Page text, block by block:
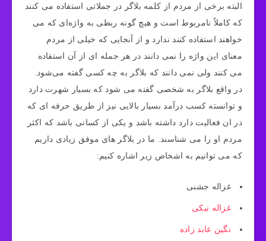
البته برخی از مردم از کلمه بلاگر در جملاتی استفاده می‌ کنند
که کاملاً نامربوط است و هیچ گونه ربطی به واژه‌ای که می‌
خواهند استفاده کنند ندارد و از آنجایی که خیلی از مردم
معنای این واژه را نمی‌ دانند در هر جمله ای از آن استفاده
می کنند ولی نمی‌ دانند که بلاگر به چه کسی گفته می‌شود.
در واقع بلاگر به شخصی گفته می شود که بسیار شهرت دارد
و توانسته کسب درآمد بسیار بالایی نیز از طریق حرفه ای که
در ان فعالیت دارد داشته باشد و یکی از کسانی باشد که اکثر
مردم او را می‌ شناسند. ما در بلاگر های موفق زیادی داریم
که می‌ توانیم به اشخاص زیر اشاره کنیم:
غزاله جشنی
غزاله نیکی
نگین عابد زاده